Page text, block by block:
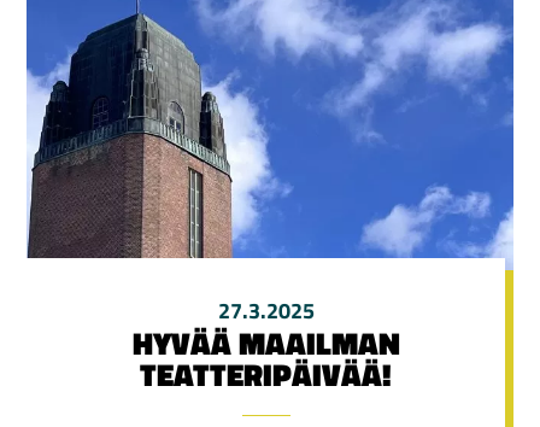
27.3.2025
HYVÄÄ MAAILMAN
TEATTERIPÄIVÄÄ!